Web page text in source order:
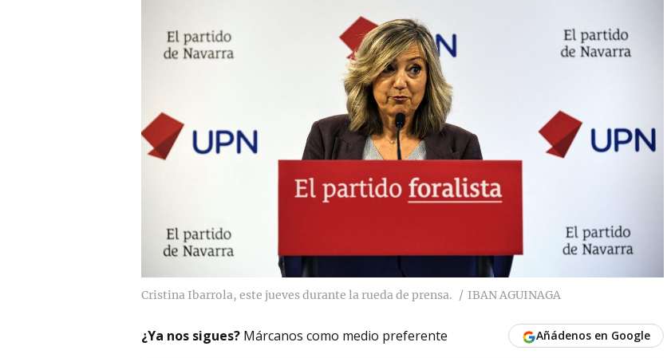
Cristina Ibarrola, este jueves durante la rueda de prensa. IBAN AGUINAGA
¿Ya nos sigues? Márcanos como medio preferente Añádenos en Google